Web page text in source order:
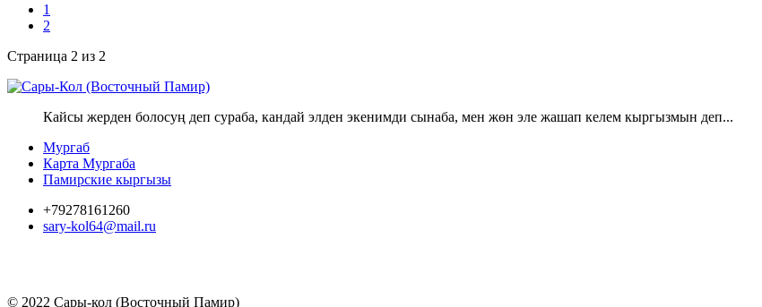
1
2
Страница 2 из 2
Кайсы жерден болосуң деп сураба, кандай элден экенимди сынаба, мен жөн эле жашап келем кыргызмын деп...
Мургаб
Карта Мургаба
Памирские кыргызы
+79278161260
sary-kol64@mail.ru
© 2022 Сары-кол (Восточный Памир)